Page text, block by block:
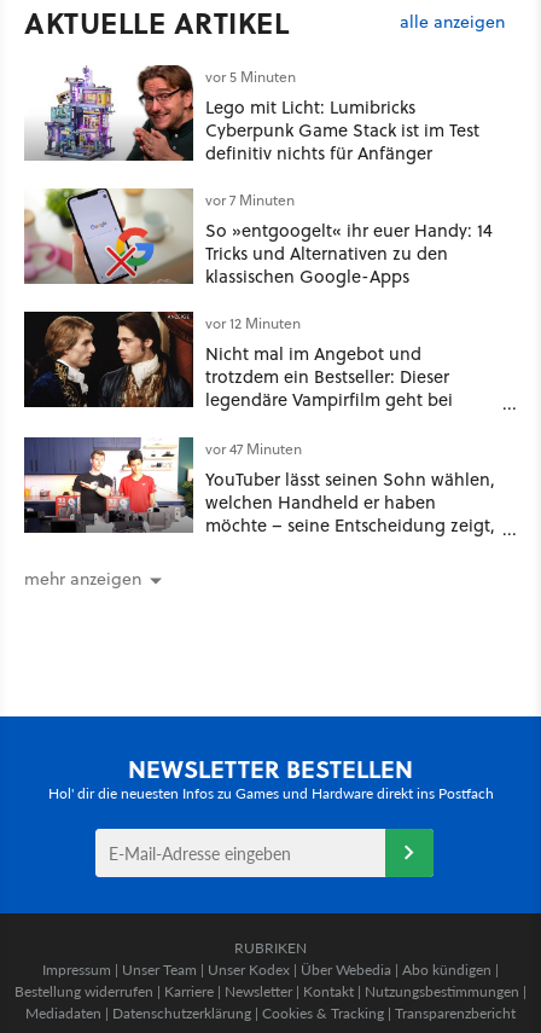
AKTUELLE ARTIKEL alle anzeigen
vor 5 Minuten
Lego mit Licht: Lumibricks
Cyberpunk Game Stack ist im Test
definitiv nichts für Anfänger
vor 7 Minuten
So »entgoogelt« ihr euer Handy: 14
Tricks und Alternativen zu den
klassischen Google-Apps
vor 12 Minuten
Nicht mal im Angebot und
trotzdem ein Bestseller: Dieser
legendäre Vampirfilm geht bei
vor 47 Minuten
YouTuber lässt seinen Sohn wählen,
welchen Handheld er haben
möchte – seine Entscheidung zeigt,
mehr anzeigen
NEWSLETTER BESTELLEN
Hol' dir die neuesten Infos zu Games und Hardware direkt ins Postfach
RUBRIKEN
Impressum | Unser Team | Unser Kodex | Über Webedia | Abo kündigen |
Bestellung widerrufen | Karriere | Newsletter | Kontakt | Nutzungsbestimmungen |
Mediadaten | Datenschutzerklärung | Cookies & Tracking | Transparenzbericht